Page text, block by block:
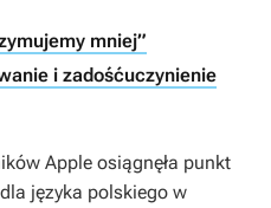
mniej”
i zadośćuczynienie
Apple osiągnęła punkt
języka polskiego w